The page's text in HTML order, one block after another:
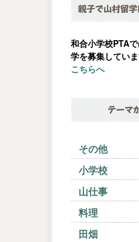
親子で山村留
和合小学校PTA
学を募集してい
こちらへ
テーマ
その他
小学校
山仕事
料理
田畑